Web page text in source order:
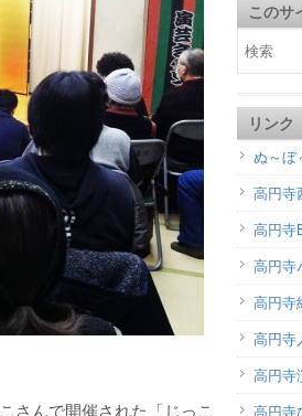
さんで開催された「じっこ
このサ
リンク
ぬ～ぼ
高円寺
高円寺
高円寺
高円寺
高円寺
高円寺
高円寺